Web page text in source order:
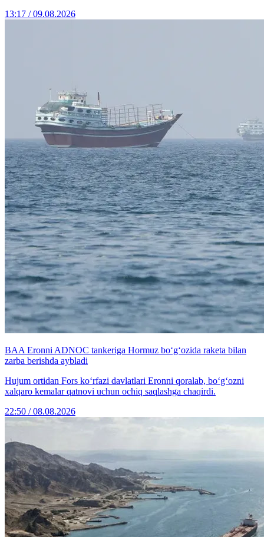
13:17 / 09.08.2026
BAA Eronni ADNOC tankeriga Hormuz bo‘g‘ozida raketa bilan
zarba berishda aybladi
Hujum ortidan Fors ko‘rfazi davlatlari Eronni qoralab, bo‘g‘ozni
xalqaro kemalar qatnovi uchun ochiq saqlashga chaqirdi.
22:50 / 08.08.2026